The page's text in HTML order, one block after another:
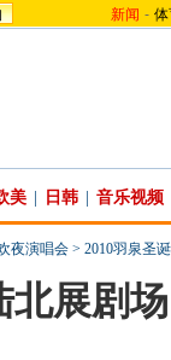
新闻 -
美 日韩 音乐视频
夜演唱会 > 2010羽泉圣
北展剧